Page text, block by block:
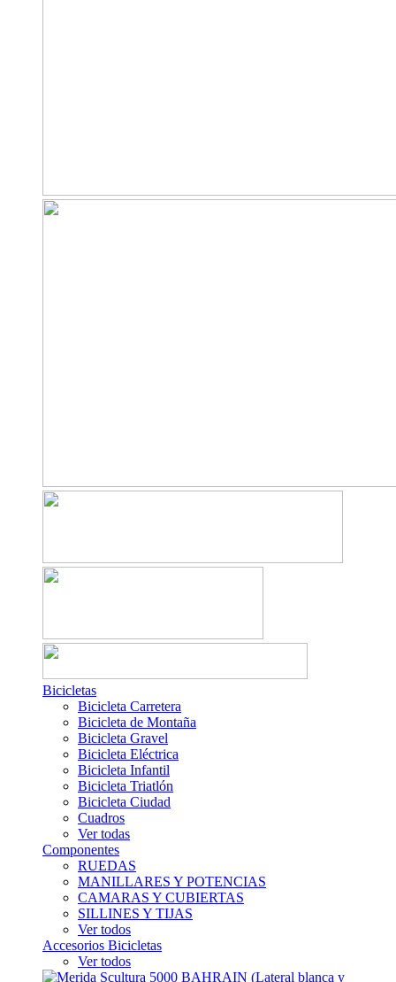
Bicicletas
Bicicleta Carretera
Bicicleta de Montaña
Bicicleta Gravel
Bicicleta Eléctrica
Bicicleta Infantil
Bicicleta Triatlón
Bicicleta Ciudad
Cuadros
Ver todas
Componentes
RUEDAS
MANILLARES Y POTENCIAS
CAMARAS Y CUBIERTAS
SILLINES Y TIJAS
Ver todos
Accesorios Bicicletas
Ver todos